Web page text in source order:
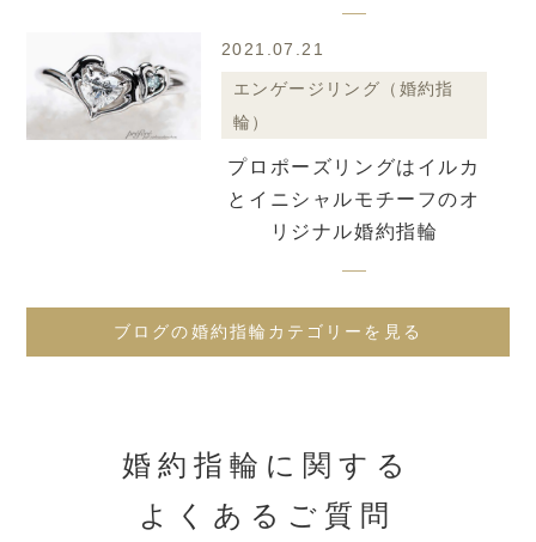
2021.07.21
エンゲージリング（婚約指
輪）
プロポーズリングはイルカ
とイニシャルモチーフのオ
リジナル婚約指輪
ブログの婚約指輪カテゴリーを見る
婚約指輪に関する
よくあるご質問